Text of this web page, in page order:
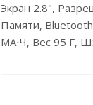
Экран 2.8",
Памяти,
МА⋅ч, Вес 95 Г,